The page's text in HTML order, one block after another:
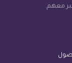
معهم.